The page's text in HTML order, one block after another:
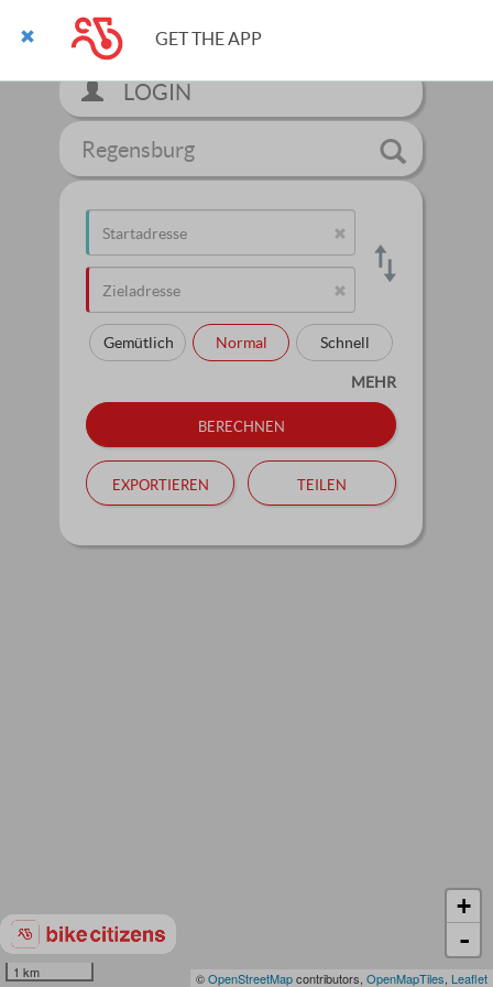
1 km
+
-
©OpenStreetMapcontributors, OpenMapTiles Leaflet
LOGIN
Regensburg
Gemütlich Normal Schnell
MEHR
berechnen
exportieren teilen
GET THE APP